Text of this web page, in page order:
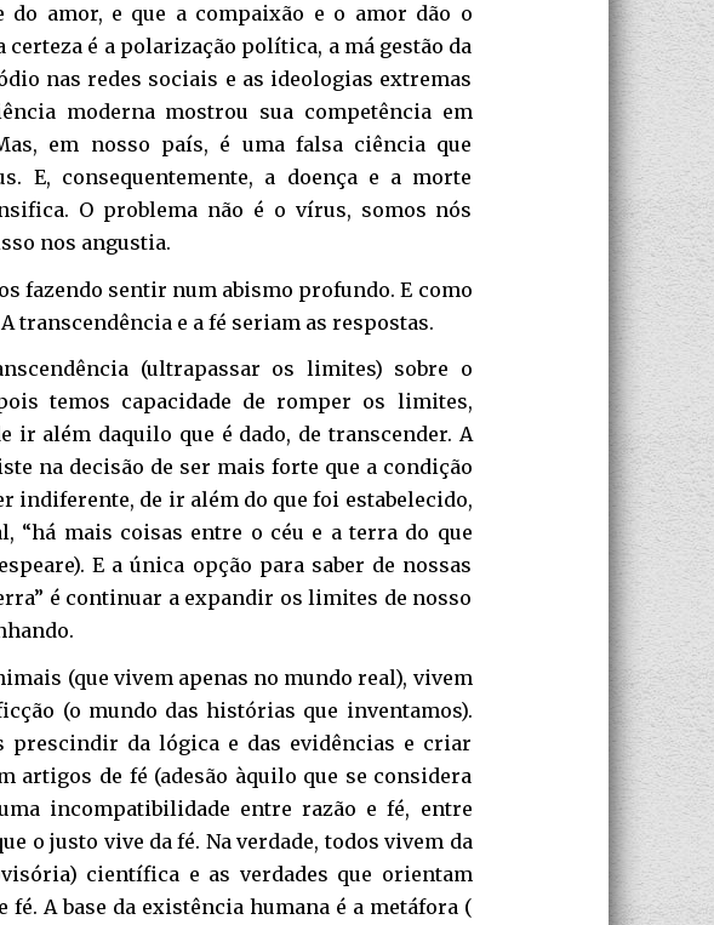
do amor, e que a compaixão e o amor dão o
certeza é a polarização política, a má gestão da
nas redes sociais e as ideologias extremas
moderna mostrou sua competência em
em nosso país, é uma falsa ciência que
E, consequentemente, a doença e a morte
O problema não é o vírus, somos nós
nos angustia.
fazendo sentir num abismo profundo. E como
transcendência e a fé seriam as respostas.
(ultrapassar os limites) sobre o
temos capacidade de romper os limites,
ir além daquilo que é dado, de transcender. A
na decisão de ser mais forte que a condição
indiferente, de ir além do que foi estabelecido,
“há mais coisas entre o céu e a terra do que
E a única opção para saber de nossas
é continuar a expandir os limites de nosso
(que vivem apenas no mundo real), vivem
(o mundo das histórias que inventamos).
prescindir da lógica e das evidências e criar
artigos de fé (adesão àquilo que se considera
incompatibilidade entre razão e fé, entre
o justo vive da fé. Na verdade, todos vivem da
científica e as verdades que orientam
fé. A base da existência humana é a metáfora (